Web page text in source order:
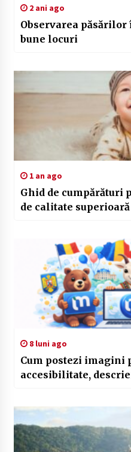
2 ani ago
Observarea
bune locuri
1 an ago
Ghid de cumpărături
de calitate superioară
8 luni ago
Cum postezi imagini
accesibilitate,